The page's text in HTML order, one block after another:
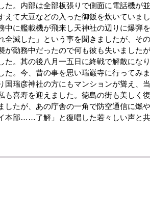
。内部は全部板張りで側面に電話機が
えて大豆などの入った御飯を炊いていま
中に艦載機が飛来し天神社の辺りに爆弾
全滅した」という事を聞きましたが、そ
が勤務中だったので何も彼も失いました
。其の後八月一五日に終戦で解散にな
た。今、昔の事を思い瑞巌寺に行ってみ
瑞彦神社の方にもマンションが聳え、
も喜寿を迎えました。徳島の街も美しく
したが、あの庁舎の一角で防空通信に燃
本部……了解」と復唱した若々しい声と共